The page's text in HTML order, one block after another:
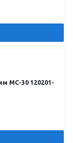
МС-30 120201-